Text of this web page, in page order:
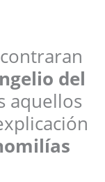
del
aquellos